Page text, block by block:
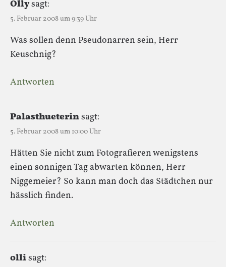
Ollysagt:
5. Februar 2008 um 9:39 Uhr
Was sollen denn Pseudonarren sein, Herr
Keuschnig?
Antworten
Palasthueterinsagt:
5. Februar 2008 um 10:00 Uhr
Hätten Sie nicht zum Fotografieren wenigstens
einen sonnigen Tag abwarten können, Herr
Niggemeier? So kann man doch das Städtchen nur
hässlich finden.
Antworten
ollisagt: